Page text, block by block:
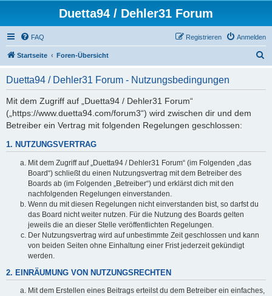
Duetta94 / Dehler31 Forum
FAQ Anmelden
Registrieren
Startseite Foren-Übersicht
Duetta94 / Dehler31 Forum - Nutzungsbedingungen
Mit dem Zugriff auf „Duetta94 / Dehler31 Forum“
(„https://www.duetta94.com/forum3“) wird zwischen dir und dem
Betreiber ein Vertrag mit folgenden Regelungen geschlossen:
1. NUTZUNGSVERTRAG
Mit dem Zugriff auf „Duetta94 / Dehler31 Forum“ (im Folgenden „das
Board“) schließt du einen Nutzungsvertrag mit dem Betreiber des
Boards ab (im Folgenden „Betreiber“) und erklärst dich mit den
nachfolgenden Regelungen einverstanden.
Wenn du mit diesen Regelungen nicht einverstanden bist, so darfst du
das Board nicht weiter nutzen. Für die Nutzung des Boards gelten
jeweils die an dieser Stelle veröffentlichten Regelungen.
Der Nutzungsvertrag wird auf unbestimmte Zeit geschlossen und kann
von beiden Seiten ohne Einhaltung einer Frist jederzeit gekündigt
werden.
2. EINRÄUMUNG VON NUTZUNGSRECHTEN
Mit dem Erstellen eines Beitrags erteilst du dem Betreiber ein einfaches,